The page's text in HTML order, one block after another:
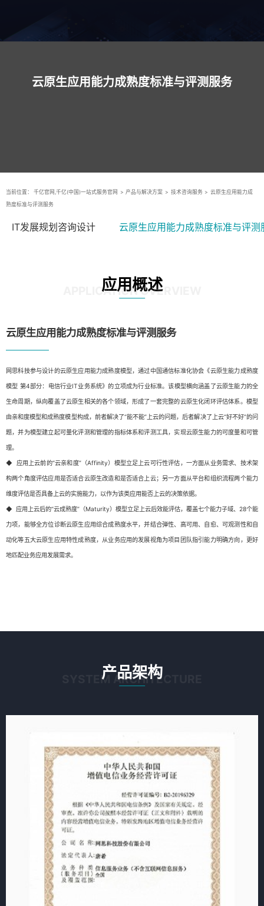
云原生应用能力成熟度标准与评测服务
当前位置： 千亿官网,千亿(中国)一站式服务官网 > 产品与解决方案 > 技术咨询服务 > 云原生应用能力成
熟度标准与评测服务
IT发展规划咨询设计 云原生应用能力成熟度标准与评测
应用概述
APPLICATION OVERVIEW
云原生应用能力成熟度标准与评测服务
网思科技参与设计的云原生应用能力成熟度模型，通过中国通信标准化协会《云原生能力成熟度
模型 第4部分：电信行业IT业务系统》的立项成为行业标准。该模型横向涵盖了云原生能力的全
生命周期，纵向覆盖了云原生相关的各个领域，形成了一套完整的云原生化闭环评估体系。模型
由亲和度模型和成熟度模型构成，前者解决了“能不能”上云的问题，后者解决了上云“好不好”的问
题，并为模型建立起可量化评测和管理的指标体系和评测工具，实现云原生能力的可度量和可管
理。
◆ 应用上云前的“云亲和度”（Affinity）模型立足上云可行性评估，一方面从业务需求、技术架
构两个角度评估应用是否适合云原生改造和是否适合上云；另一方面从平台和组织流程两个能力
维度评估是否具备上云的实施能力，以作为该类应用能否上云的决策依据。
◆ 应用上云后的“云成熟度”（Maturity）模型立足上云后效能评估，覆盖七个能力子域、28个能
力项，能够全方位诊断云原生应用综合成熟度水平，并结合弹性、高可用、自愈、可观测性和自
动化等五大云原生应用特性成熟度，从业务应用的发展视角为项目团队指引能力明确方向，更好
地匹配业务应用发展需求。
产品架构
SYSTEM ARCHITECTURE